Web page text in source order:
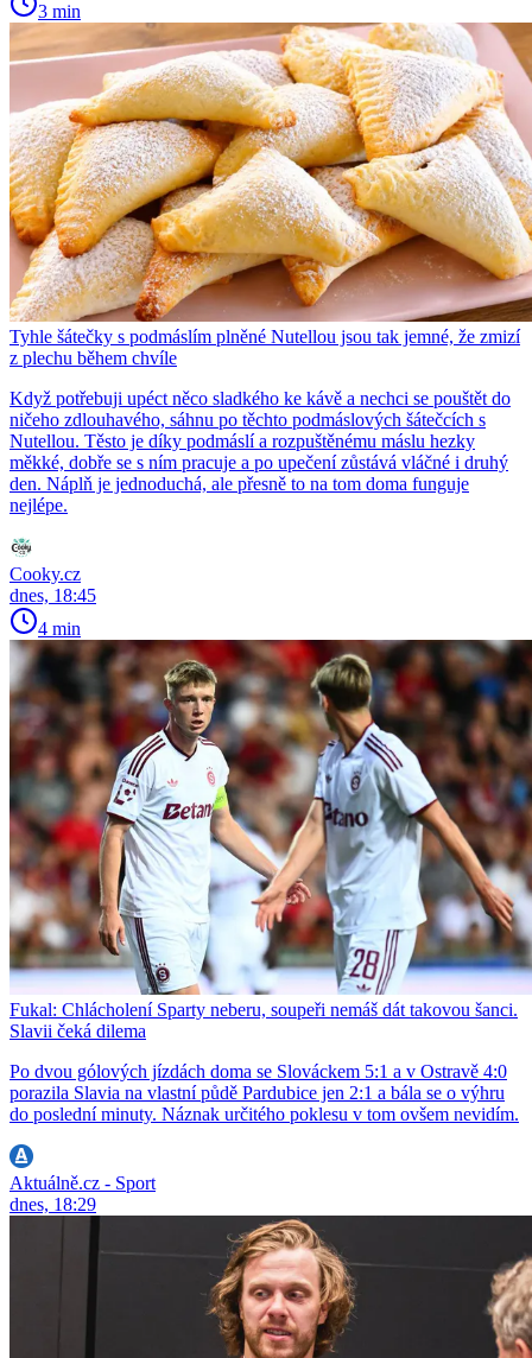
3 min
Tyhle šátečky s podmáslím plněné Nutellou jsou tak jemné, že zmizí
z plechu během chvíle
Když potřebuji upéct něco sladkého ke kávě a nechci se pouštět do
ničeho zdlouhavého, sáhnu po těchto podmáslových šátečcích s
Nutellou. Těsto je díky podmáslí a rozpuštěnému máslu hezky
měkké, dobře se s ním pracuje a po upečení zůstává vláčné i druhý
den. Náplň je jednoduchá, ale přesně to na tom doma funguje
nejlépe.
Cooky.cz
dnes, 18:45
4 min
Fukal: Chlácholení Sparty neberu, soupeři nemáš dát takovou šanci.
Slavii čeká dilema
Po dvou gólových jízdách doma se Slováckem 5:1 a v Ostravě 4:0
porazila Slavia na vlastní půdě Pardubice jen 2:1 a bála se o výhru
do poslední minuty. Náznak určitého poklesu v tom ovšem nevidím.
Aktuálně.cz - Sport
dnes, 18:29